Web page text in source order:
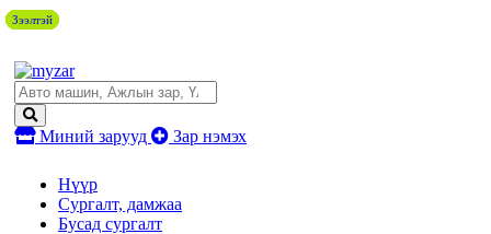
Миний зарууд Зар нэмэх
Нүүр
Сургалт, дамжаа
Бусад сургалт
Зээлтэй
Зээлтэй
Зээлтэй
Зээлтэй